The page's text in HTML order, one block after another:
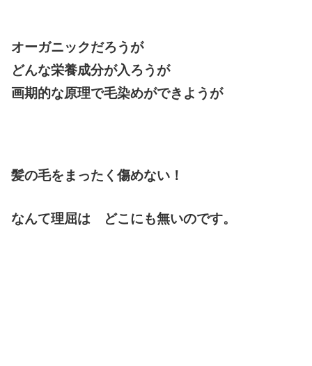
オーガニックだろうが
どんな栄養成分が入ろうが
画期的な原理で毛染めができようが
髪の毛をまったく傷めない！
なんて理屈は どこにも無いのです。